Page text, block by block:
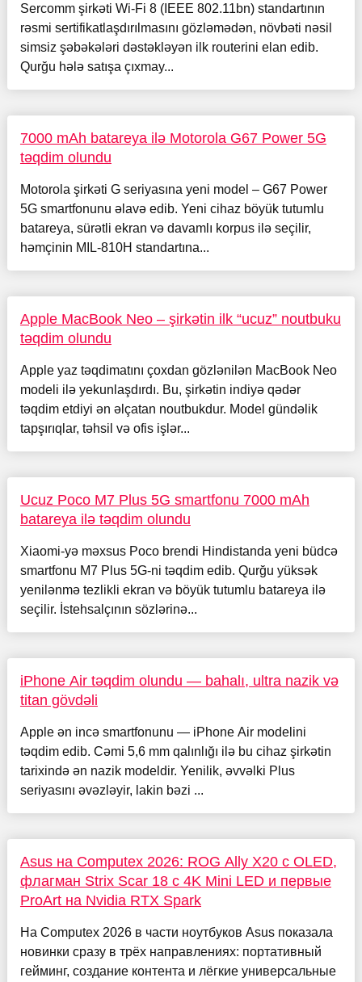
Sercomm şirkəti Wi-Fi 8 (IEEE 802.11bn) standartının
rəsmi sertifikatlaşdırılmasını gözləmədən, növbəti nəsil
simsiz şəbəkələri dəstəkləyən ilk routerini elan edib.
Qurğu hələ satışa çıxmay...
7000 mAh batareya ilə Motorola G67 Power 5G
təqdim olundu
Motorola şirkəti G seriyasına yeni model – G67 Power
5G smartfonunu əlavə edib. Yeni cihaz böyük tutumlu
batareya, sürətli ekran və davamlı korpus ilə seçilir,
həmçinin MIL-810H standartına...
Apple MacBook Neo – şirkətin ilk “ucuz” noutbuku
təqdim olundu
Apple yaz təqdimatını çoxdan gözlənilən MacBook Neo
modeli ilə yekunlaşdırdı. Bu, şirkətin indiyə qədər
təqdim etdiyi ən əlçatan noutbukdur. Model gündəlik
tapşırıqlar, təhsil və ofis işlər...
Ucuz Poco M7 Plus 5G smartfonu 7000 mAh
batareya ilə təqdim olundu
Xiaomi-yə məxsus Poco brendi Hindistanda yeni büdcə
smartfonu M7 Plus 5G-ni təqdim edib. Qurğu yüksək
yenilənmə tezlikli ekran və böyük tutumlu batareya ilə
seçilir. İstehsalçının sözlərinə...
iPhone Air təqdim olundu — bahalı, ultra nazik və
titan gövdəli
Apple ən incə smartfonunu — iPhone Air modelini
təqdim edib. Cəmi 5,6 mm qalınlığı ilə bu cihaz şirkətin
tarixində ən nazik modeldir. Yenilik, əvvəlki Plus
seriyasını əvəzləyir, lakin bəzi ...
Asus на Computex 2026: ROG Ally X20 с OLED,
флагман Strix Scar 18 с 4K Mini LED и первые
ProArt на Nvidia RTX Spark
На Computex 2026 в части ноутбуков Asus показала
новинки сразу в трёх направлениях: портативный
гейминг, создание контента и лёгкие универсальные